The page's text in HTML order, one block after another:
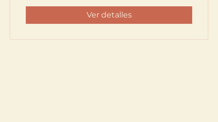
Ver detalles